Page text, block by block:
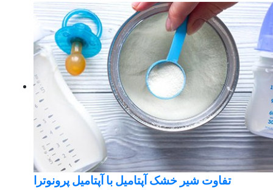
تفاوت شیر خشک آپتامیل با آپتامیل پرونوترا